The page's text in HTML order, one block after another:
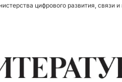
цифрового развития,